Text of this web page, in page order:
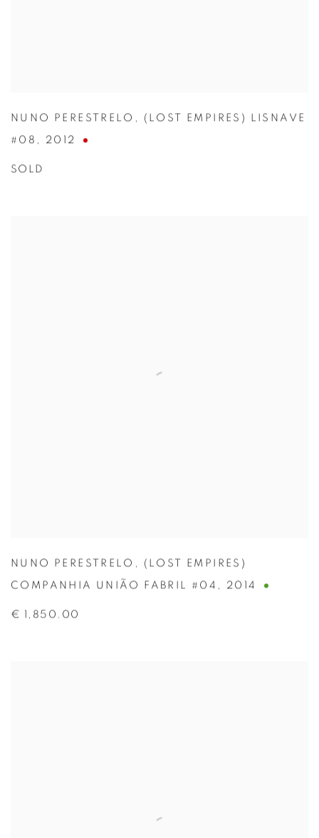
NUNO PERESTRELO , (LOST EMPIRES) LISNAVE
#08 , 2012
SOLD
NUNO PERESTRELO , (LOST EMPIRES)
COMPANHIA UNIÃO FABRIL #04 , 2014
€ 1,850.00